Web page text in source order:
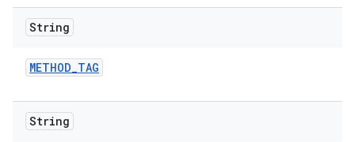
String
METHOD_TAG
String